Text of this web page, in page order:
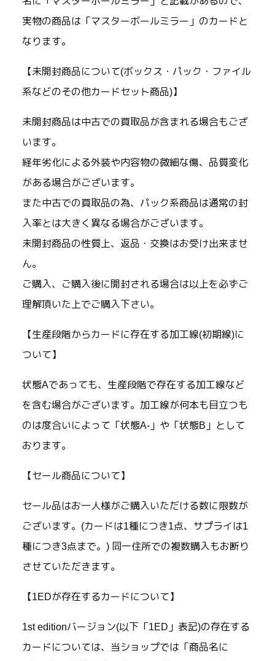
実物の商品は「マスターボールミラー」のカードと
なります。
【未開封商品について(ボックス・パック・ファイル
系などのその他カードセット商品)】
未開封商品は中古での買取品が含まれる場合もござ
います。
経年劣化による外装や内容物の微細な傷、品質変化
がある場合がございます。
また中古での買取品の為、パック系商品は通常の封
入率とは大きく異なる場合がございます。
未開封商品の性質上、返品・交換はお受け出来ませ
ん。
ご購入、ご購入後に開封される場合は以上を必ずご
理解頂いた上でご購入下さい。
【生産段階からカードに存在する加工線(初期線)に
ついて】
状態Aであっても、生産段階で存在する加工線など
を含む場合がございます。加工線が何本も目立つも
のは度合いによって「状態A-」や「状態B」として
おります。
【セール商品について】
セール品はお一人様がご購入いただける数に限数が
ございます。(カードは1種につき1点、サプライは1
種につき3点まで。) 同一住所での複数購入もお断り
させていただきます。
【1EDが存在するカードについて】
1st editionバージョン(以下「1ED」表記)の存在する
カードについては、当ショップでは「商品名に